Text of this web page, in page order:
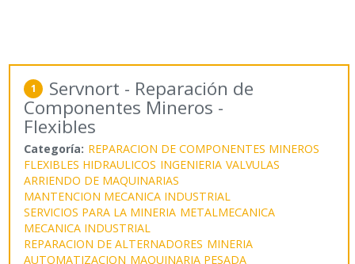
1 Servnort - Reparación de
Componentes Mineros -
Flexibles
Categoría: REPARACION DE COMPONENTES MINEROS
FLEXIBLES HIDRAULICOS INGENIERIA VALVULAS
ARRIENDO DE MAQUINARIAS
MANTENCION MECANICA INDUSTRIAL
SERVICIOS PARA LA MINERIA METALMECANICA
MECANICA INDUSTRIAL
REPARACION DE ALTERNADORES MINERIA
AUTOMATIZACION MAQUINARIA PESADA